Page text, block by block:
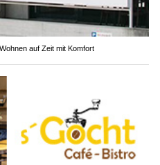
auf Zeit mit Komfort